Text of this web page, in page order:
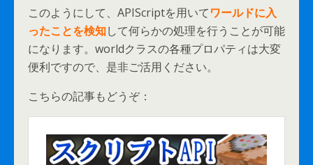
このようにして、APIScriptを用いてワールドに入
ったことを検知して何らかの処理を行うことが可能
になります。worldクラスの各種プロパティは大変
便利ですので、是非ご活用ください。
こちらの記事もどうぞ：